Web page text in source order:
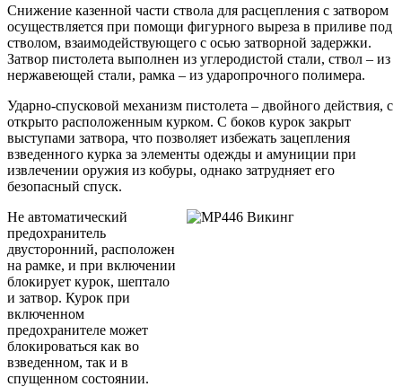
Снижение казенной части ствола для расцепления с затвором
осуществляется при помощи фигурного выреза в приливе под
стволом, взаимодействующего с осью затворной задержки.
Затвор пистолета выполнен из углеродистой стали, ствол – из
нержавеющей стали, рамка – из ударопрочного полимера.
Ударно-спусковой механизм пистолета – двойного действия, с
открыто расположенным курком. С боков курок закрыт
выступами затвора, что позволяет избежать зацепления
взведенного курка за элементы одежды и амуниции при
извлечении оружия из кобуры, однако затрудняет его
безопасный спуск.
Не автоматический
предохранитель
двусторонний, расположен
на рамке, и при включении
блокирует курок, шептало
и затвор. Курок при
включенном
предохранителе может
блокироваться как во
взведенном, так и в
спущенном состоянии.